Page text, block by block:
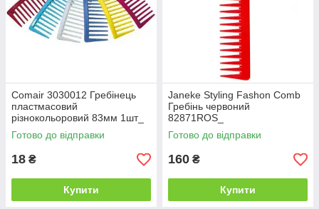
Comair 3030012 Гребінець
пластмасовий
різнокольоровий 83мм 1шт_
Готово до відправки
18 ₴
Купити
Janeke Styling Fashon Comb
Гребінь червоний
82871ROS_
Готово до відправки
160 ₴
Купити